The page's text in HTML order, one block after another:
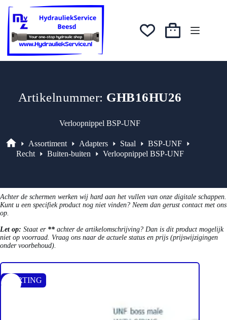
naar
inhoud
was:
€47,88.
€40,70.
Winkelwagen
Artikelnummer: GHB16HU26
Verloopnippel BSP-UNF
Assortiment
Assortiment Adapters Staal
BSP-UNF
Recht
Buiten-buiten Verloopnippel BSP-UNF
Achter de schermen werken wij hard aan het vullen van onze digitale schappen.
Kunt u een specifiek product nog niet vinden? Neem dan gerust contact met ons
op.
Let op: Staat er ** achter de artikelomschrijving? Dan is dit product mogelijk
niet op voorraad. Vraag ons naar de actuele status en prijs (prijswijzigingen
onder voorbehoud).
KORTING